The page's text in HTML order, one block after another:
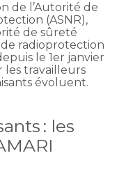
de l’Autorité de
(ASNR),
de sûreté
radioprotection
le 1er janvier
les travailleurs
évoluent.
: les